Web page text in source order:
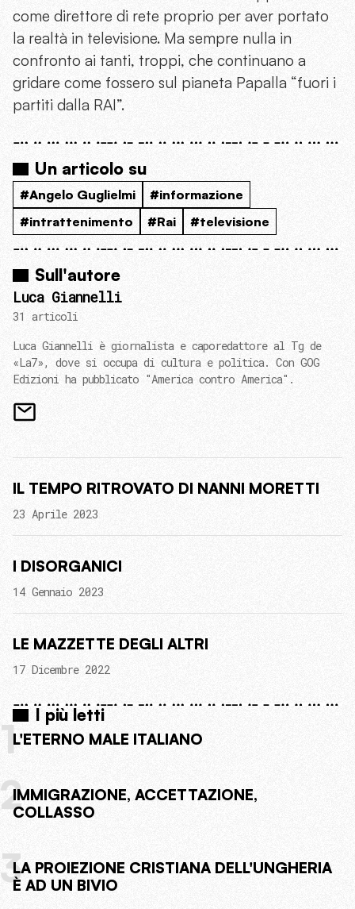
come direttore di rete proprio per aver portato
la realtà in televisione. Ma sempre nulla in
confronto ai tanti, troppi, che continuano a
gridare come fossero sul pianeta Papalla “fuori i
partiti dalla RAI”.
Un articolo su
#Angelo Guglielmi
#informazione
#intrattenimento
#Rai #televisione
Sull'autore
Luca Giannelli
31 articoli
Luca Giannelli è giornalista e caporedattore al Tg de
«La7», dove si occupa di cultura e politica. Con GOG
Edizioni ha pubblicato "America contro America".
IL TEMPO RITROVATO DI NANNI MORETTI
23 Aprile 2023
I DISORGANICI
14 Gennaio 2023
LE MAZZETTE DEGLI ALTRI
17 Dicembre 2022
I più letti
1L'ETERNO MALE ITALIANO
2IMMIGRAZIONE, ACCETTAZIONE,
COLLASSO
3LA PROIEZIONE CRISTIANA DELL'UNGHERIA
È AD UN BIVIO